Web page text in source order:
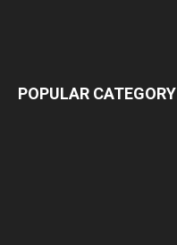
POPULAR CATEGORY